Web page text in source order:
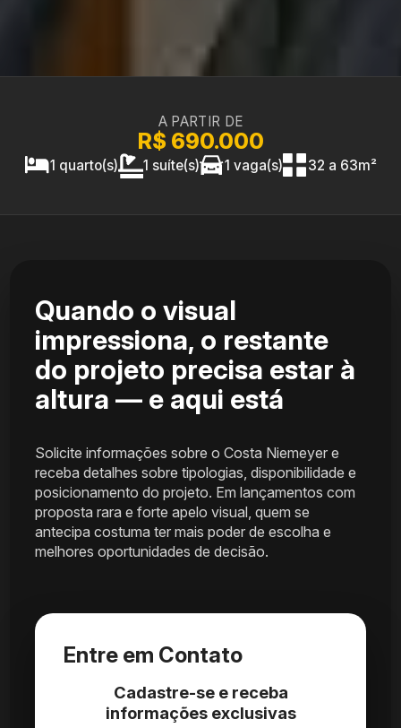
A PARTIR DE
R$ 690.000
1 quarto(s) 1 suíte(s) 1 vaga(s) 32 a 63m²
Quando o visual
impressiona, o restante
do projeto precisa estar à
altura — e aqui está
Solicite informações sobre o Costa Niemeyer e
receba detalhes sobre tipologias, disponibilidade e
posicionamento do projeto. Em lançamentos com
proposta rara e forte apelo visual, quem se
antecipa costuma ter mais poder de escolha e
melhores oportunidades de decisão.
Entre em Contato
Cadastre-se e receba
informações exclusivas